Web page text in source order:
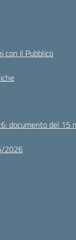
con il Pubblico
documento del 15
2026